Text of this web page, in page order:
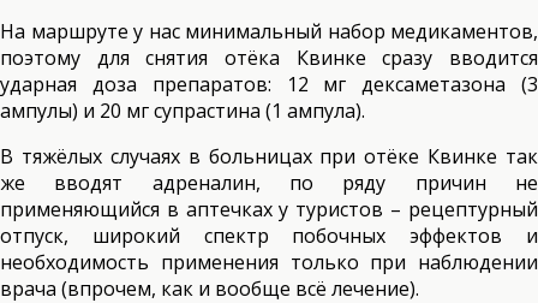
На маршруте у нас минимальный набор медикаментов,
поэтому для снятия отёка Квинке сразу вводится
ударная доза препаратов: 12 мг дексаметазона (3
ампулы) и 20 мг супрастина (1 ампула).
В тяжёлых случаях в больницах при отёке Квинке так
же вводят адреналин, по ряду причин не
применяющийся в аптечках у туристов – рецептурный
отпуск, широкий спектр побочных эффектов и
необходимость применения только при наблюдении
врача (впрочем, как и вообще всё лечение).